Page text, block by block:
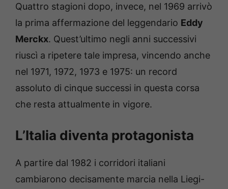
Quattro stagioni dopo, invece, nel 1969 arrivò
la prima affermazione del leggendario Eddy
Merckx. Quest’ultimo negli anni successivi
riuscì a ripetere tale impresa, vincendo anche
nel 1971, 1972, 1973 e 1975: un record
assoluto di cinque successi in questa corsa
che resta attualmente in vigore.
L’Italia diventa protagonista
A partire dal 1982 i corridori italiani
cambiarono decisamente marcia nella Liegi-